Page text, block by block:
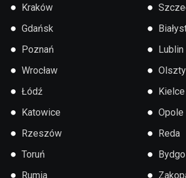
● Kraków
● Gdańsk
● Poznań
● Wrocław
● Łódź
● Katowice
● Rzeszów
● Toruń
● Rumia
●
●
● Lublin
●
● Kielce
● Opole
● Reda
●
●